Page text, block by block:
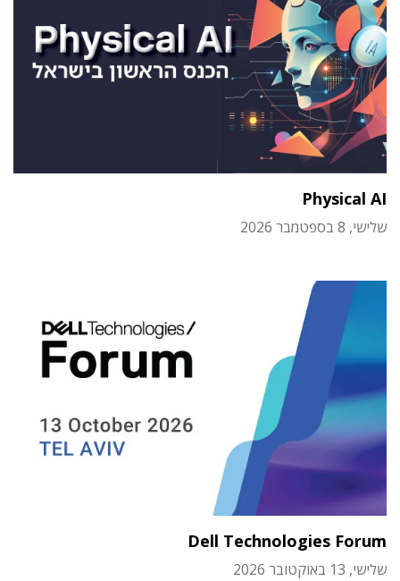
Physical AI
שלישי, 8 בספטמבר 2026
Dell Technologies Forum
שלישי, 13 באוקטובר 2026